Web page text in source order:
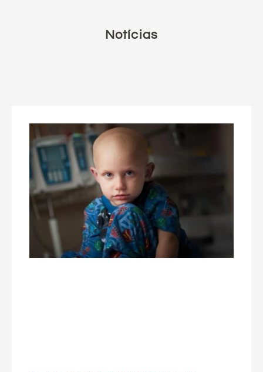
Notícias